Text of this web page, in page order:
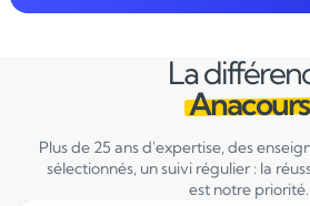
La
Anacours
Plus de 25 ans d'expertise, des
sélectionnés, un suivi régulier : la
est notre priorité.